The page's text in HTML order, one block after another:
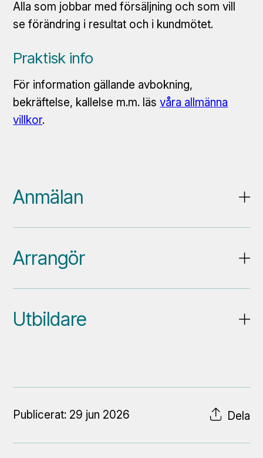
Alla som jobbar med försäljning och som vill
se förändring i resultat och i kundmötet.
Praktisk info
För information gällande avbokning,
bekräftelse, kallelse m.m. läsvåra allmänna
villkor.
Anmälan
Arrangör
Utbildare
Publicerat: 29 jun 2026 Dela